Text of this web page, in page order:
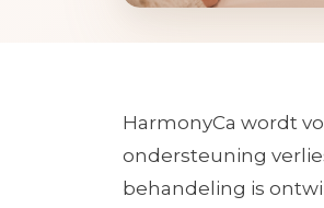
HarmonyCa wordt
ondersteuning
behandeling is